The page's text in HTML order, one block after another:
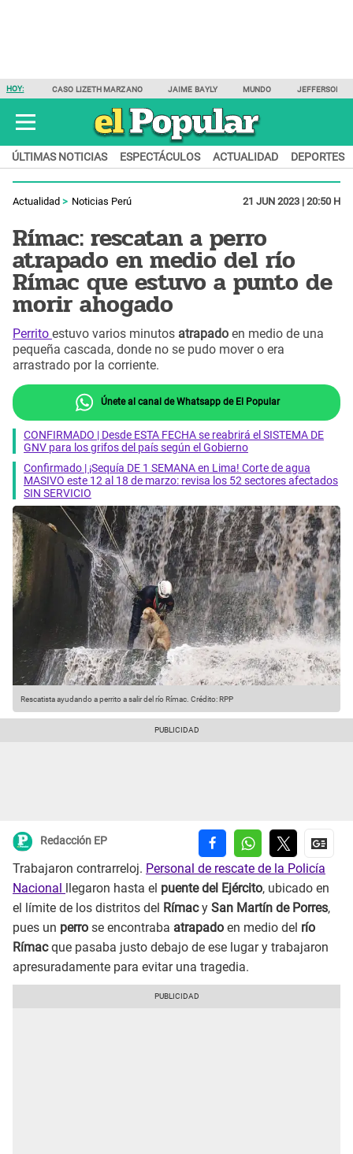
HOY: CASO LIZETH MARZANO JAIME BAYLY MUNDO JEFFERSON
ÚLTIMAS NOTICIAS ESPECTÁCULOS ACTUALIDAD DEPORTES
Actualidad Noticias Perú 21 JUN 2023 | 20:50 H
Rímac: rescatan a perro
atrapado en medio del río
Rímac que estuvo a punto de
morir ahogado
Perrito estuvo varios minutos atrapado en medio de una
pequeña cascada, donde no se pudo mover o era
arrastrado por la corriente.
Únete al canal de Whatsapp de El Popular
CONFIRMADO | Desde ESTA FECHA se reabrirá el SISTEMA DE
GNV para los grifos del país según el Gobierno
Confirmado | ¡Sequía DE 1 SEMANA en Lima! Corte de agua
MASIVO este 12 al 18 de marzo: revisa los 52 sectores afectados
SIN SERVICIO
Rescatista ayudando a perrito a salir del río Rímac. Crédito: RPP
Redacción EP
Trabajaron contrarreloj. Personal de rescate de la Policía
Nacional
llegaron hasta el puente del Ejército, ubicado en
el límite de los distritos del Rímacy San Martín de Porres,
pues un perro se encontraba atrapado en medio del río
Rímacque pasaba justo debajo de ese lugar y trabajaron
apresuradamente para evitar una tragedia.